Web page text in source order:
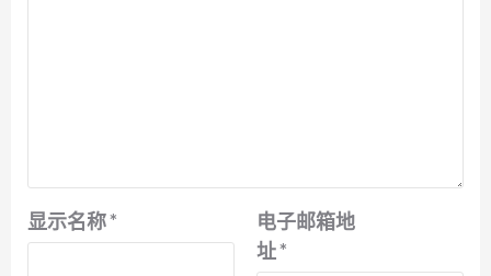
显示名称*
电子邮箱地
址*